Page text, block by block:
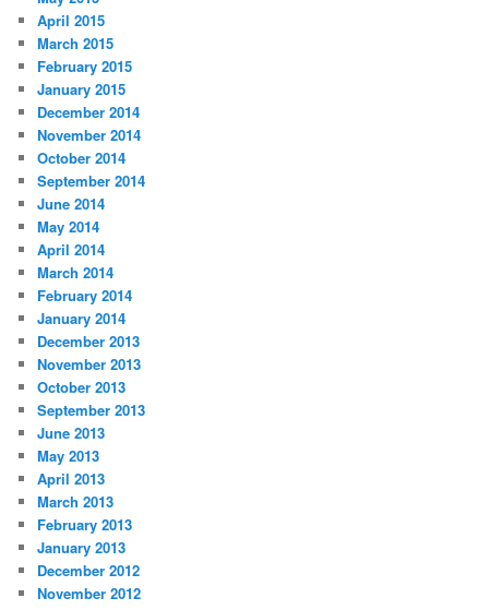
April 2015
March 2015
February 2015
January 2015
December 2014
November 2014
October 2014
September 2014
June 2014
May 2014
April 2014
March 2014
February 2014
January 2014
December 2013
November 2013
October 2013
September 2013
June 2013
May 2013
April 2013
March 2013
February 2013
January 2013
December 2012
November 2012